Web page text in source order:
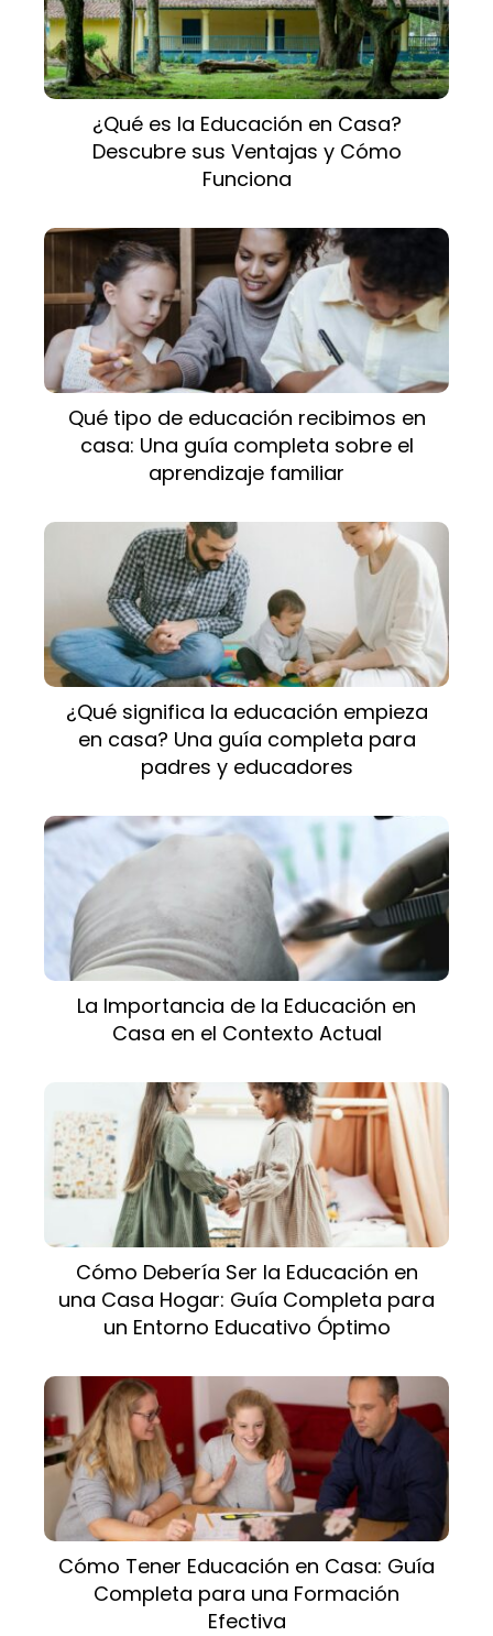
¿Qué es la Educación en Casa?
Descubre sus Ventajas y Cómo
Funciona
Qué tipo de educación recibimos en
casa: Una guía completa sobre el
aprendizaje familiar
¿Qué significa la educación empieza
en casa? Una guía completa para
padres y educadores
La Importancia de la Educación en
Casa en el Contexto Actual
Cómo Debería Ser la Educación en
una Casa Hogar: Guía Completa para
un Entorno Educativo Óptimo
Cómo Tener Educación en Casa: Guía
Completa para una Formación
Efectiva